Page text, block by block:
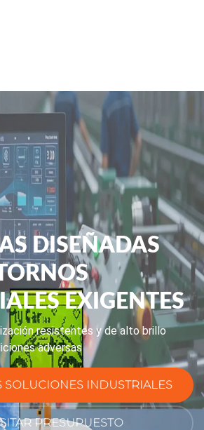
DISEÑADAS
EXIGENTES
resistentes y de alto brillo
adversas
SOLUCIONES INDUSTRIALES
PRESUPUESTO